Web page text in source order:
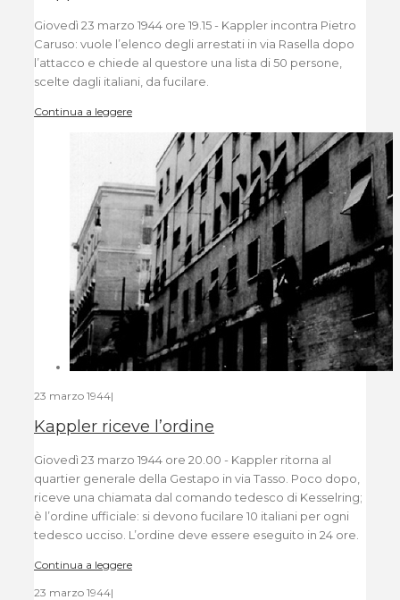
Giovedì 23 marzo 1944 ore 19.15 - Kappler incontra Pietro
Caruso: vuole l’elenco degli arrestati in via Rasella dopo
l’attacco e chiede al questore una lista di 50 persone,
scelte dagli italiani, da fucilare.
Continua a leggere
23 marzo 1944|
Kappler riceve l’ordine
Giovedì 23 marzo 1944 ore 20.00 - Kappler ritorna al
quartier generale della Gestapo in via Tasso. Poco dopo,
riceve una chiamata dal comando tedesco di Kesselring;
è l’ordine ufficiale: si devono fucilare 10 italiani per ogni
tedesco ucciso. L’ordine deve essere eseguito in 24 ore.
Continua a leggere
23 marzo 1944|